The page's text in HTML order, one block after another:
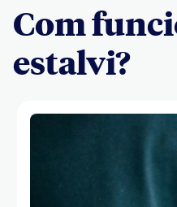
Com
estalvi?